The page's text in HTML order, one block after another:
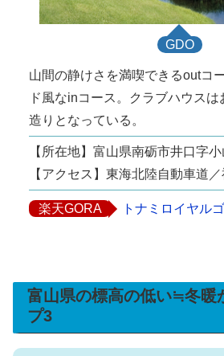
GDO
山間の静けさを満喫できるoutコ
ド風なinコース。クラブハウス
造りとなっている。
【所在地】富山県南砺市井口字
【アクセス】東海北陸自動車道
楽天GORA トナミロイヤル
富山県の標高の低い≒冬暖
プ3